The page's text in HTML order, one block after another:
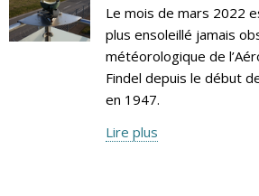
Le mois de mars 2022
plus ensoleillé jamais
météorologique de
Findel depuis le début
en 1947.
Lire plus